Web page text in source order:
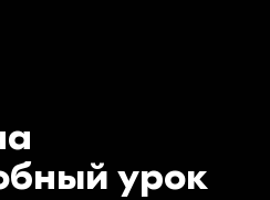
урок